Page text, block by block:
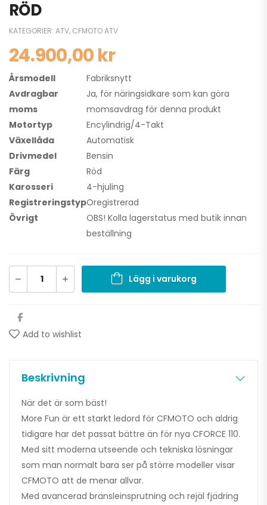
RÖD
KATEGORIER: ATV, CFMOTO ATV
24.900,00kr
Årsmodell
Fabriksnytt
Avdragbar
moms
Ja, för näringsidkare som kan göra
momsavdrag för denna produkt
Motortyp
Encylindrig/4-Takt
Växellåda
Automatisk
Drivmedel
Bensin
Färg
Röd
Karosseri
4-hjuling
RegistreringstypOregistrerad
Övrigt
OBS! Kolla lagerstatus med butik innan
beställning
Lägg i varukorg
Add to wishlist
Beskrivning
När det är som bäst!
More Fun är ett starkt ledord för CFMOTO och aldrig
tidigare har det passat bättre än för nya CFORCE 110.
Med sitt moderna utseende och tekniska lösningar
som man normalt bara ser på större modeller visar
CFMOTO att de menar allvar.
Med avancerad bränsleinsprutning och rejäl fjädring